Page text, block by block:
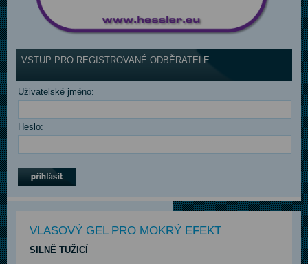
VSTUP PRO REGISTROVANÉ ODBĚRATELE
Uživatelské jméno:
Heslo:
VLASOVÝ GEL PRO MOKRÝ EFEKT
SILNĚ TUŽICÍ